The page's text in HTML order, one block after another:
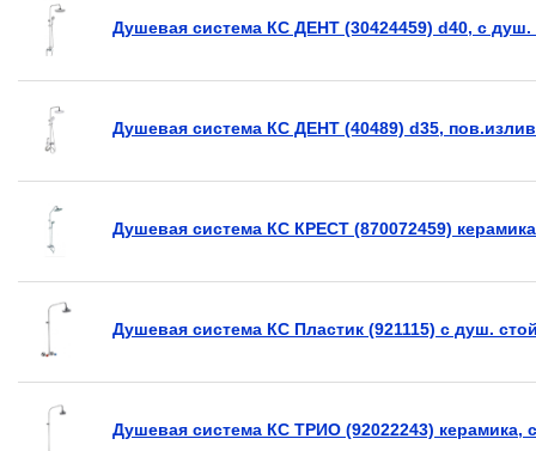
Душевая система КС ДЕНТ (30424459) d40, с
Душевая система КС ДЕНТ (40489) d35,
Душевая система КС КРЕСТ (870072459)
Душевая система КС Пластик (921115) с душ.
Душевая система КС ТРИО (92022243) керамика,